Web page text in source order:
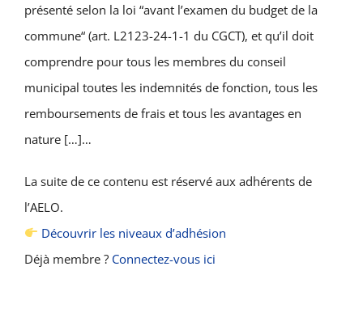
présenté selon la loi “avant l’examen du budget de la
commune“ (art. L2123-24-1-1 du CGCT), et qu’il doit
comprendre pour tous les membres du conseil
municipal toutes les indemnités de fonction, tous les
remboursements de frais et tous les avantages en
nature […]…
La suite de ce contenu est réservé aux adhérents de
l’AELO.
Découvrir les niveaux d’adhésion
Déjà membre ? Connectez-vous ici